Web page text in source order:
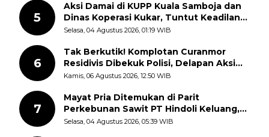
5
Aksi Damai di KUPP Kuala Samboja dan
Dinas Koperasi Kukar, Tuntut Keadilan
dan Kesempatan Kerja yang Adil
Selasa, 04 Agustus 2026, 01:19 WIB
6
Tak Berkutik! Komplotan Curanmor
Residivis Dibekuk Polisi, Delapan Aksi
Curanmor Di Candipuro Terungkap
Kamis, 06 Agustus 2026, 12:50 WIB
7
Mayat Pria Ditemukan di Parit
Perkebunan Sawit PT Hindoli Keluang,
Polisi Selidiki Penyebab Kematian
Selasa, 04 Agustus 2026, 05:39 WIB